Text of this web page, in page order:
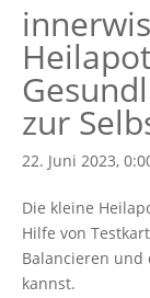
zur
22. Juni 2023,
Die kleine
Hilfe von
Balancieren und
kannst.